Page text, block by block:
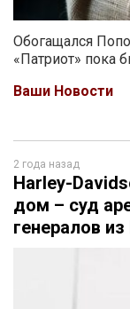
Обогащался
«Патриот»
Ваши Новости
2 года назад
Harley-
дом – суд
генералов